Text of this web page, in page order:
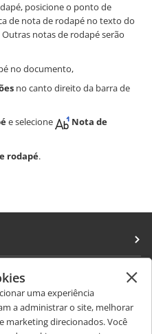
posicione o ponto de
de nota de rodapé no texto do
Outras notas de rodapé serão
no documento,
no canto direito da barra de
e selecione
Nota de
rodapé.
uma experiência
a administrar o site, melhorar
marketing direcionados. Você